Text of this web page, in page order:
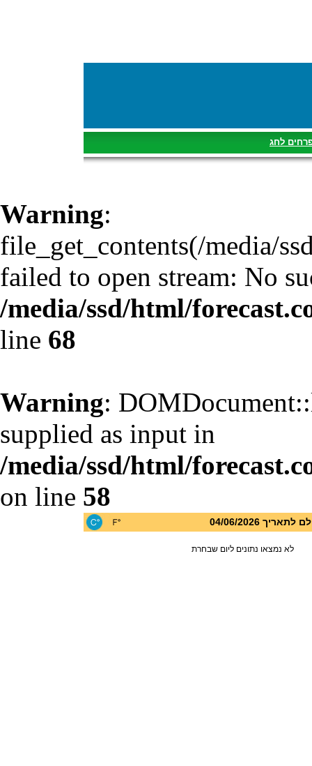
לחג
Warning:
file_get_contents(/media/
failed to open stream: No
/media/ssd/html/
line 68
Warning:
supplied as input in
/media/ssd/html/
on line 58
04/06/2026
לא נמצאו נתונים ליום שבחרת